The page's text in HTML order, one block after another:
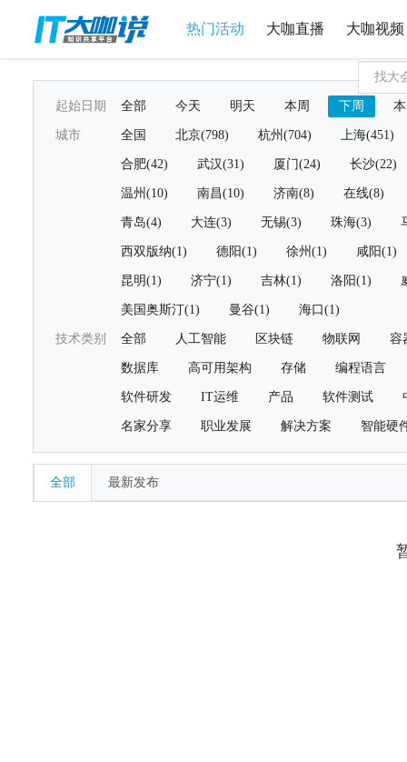
热门活动 大咖直播 大咖视频
起始日期 全部 今天 明天 本周 下周
城市 全国 北京(798) 杭州(704) 上海(451)
合肥(42) 武汉(31) 厦门(24) 长沙(22)
温州(10) 南昌(10) 济南(8) 在线(8)
青岛(4) 大连(3) 无锡(3) 珠海(3)
西双版纳(1) 德阳(1) 徐州(1) 咸阳(1)
昆明(1) 济宁(1) 吉林(1) 洛阳(1)
美国奥斯汀(1) 曼谷(1) 海口(1)
技术类别 全部 人工智能 区块链 物联网 容
数据库 高可用架构 存储 编程语言
软件研发 IT运维 产品 软件测试
名家分享 职业发展 解决方案 智能硬
全部 最新发布